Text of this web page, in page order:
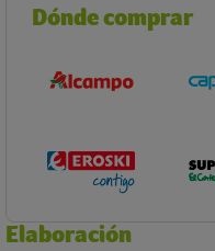
Dónde comprar
Elaboración